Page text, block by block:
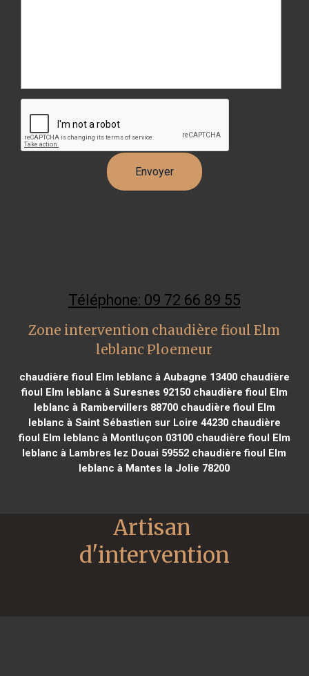
Téléphone: 09 72 66 89 55
Zone intervention chaudière fioul Elm
leblanc Ploemeur
chaudière fioul Elm leblanc à Aubagne 13400chaudière
fioul Elm leblanc à Suresnes 92150chaudière fioul Elm
leblanc à Rambervillers 88700chaudière fioul Elm
leblanc à Saint Sébastien sur Loire 44230chaudière
fioul Elm leblanc à Montluçon 03100chaudière fioul Elm
leblanc à Lambres lez Douai 59552 chaudière fioul Elm
leblanc à Mantes la Jolie 78200
Artisan
d'intervention